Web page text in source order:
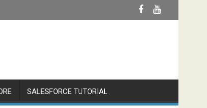
SALESFORCE TUTORIAL